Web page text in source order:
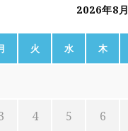
2026年8月
火 水 木
4 5 6